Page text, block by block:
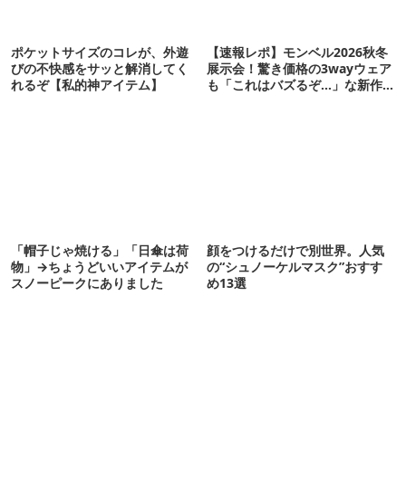
ポケットサイズのコレが、外遊
びの不快感をサッと解消してく
れるぞ【私的神アイテム】
【速報レポ】モンベル2026秋冬
展示会！驚き価格の3wayウェア
も「これはバズるぞ…」な新作
「帽子じゃ焼ける」「日傘は荷
物」→ちょうどいいアイテムが
スノーピークにありました
顔をつけるだけで別世界。人気
の“シュノーケルマスク”おすす
め13選